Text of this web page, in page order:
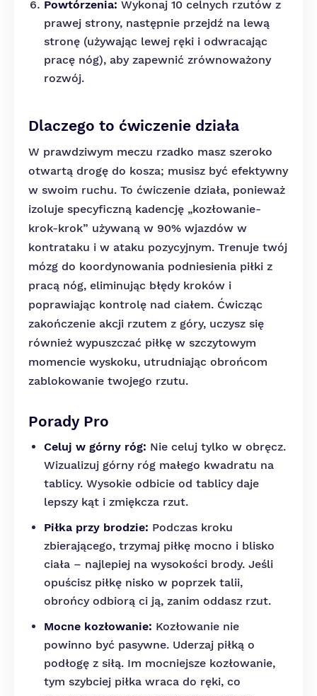
Powtórzenia: Wykonaj 10 celnych rzutów z
prawej strony, następnie przejdź na lewą
stronę (używając lewej ręki i odwracając
pracę nóg), aby zapewnić zrównoważony
rozwój.
Dlaczego to ćwiczenie działa
W prawdziwym meczu rzadko masz szeroko
otwartą drogę do kosza; musisz być efektywny
w swoim ruchu. To ćwiczenie działa, ponieważ
izoluje specyficzną kadencję „kozłowanie-
krok-krok” używaną w 90% wjazdów w
kontrataku i w ataku pozycyjnym. Trenuje twój
mózg do koordynowania podniesienia piłki z
pracą nóg, eliminując błędy kroków i
poprawiając kontrolę nad ciałem. Ćwicząc
zakończenie akcji rzutem z góry, uczysz się
również wypuszczać piłkę w szczytowym
momencie wyskoku, utrudniając obrońcom
zablokowanie twojego rzutu.
Porady Pro
Celuj w górny róg: Nie celuj tylko w obręcz.
Wizualizuj górny róg małego kwadratu na
tablicy. Wysokie odbicie od tablicy daje
lepszy kąt i zmiękcza rzut.
Piłka przy brodzie: Podczas kroku
zbierającego, trzymaj piłkę mocno i blisko
ciała – najlepiej na wysokości brody. Jeśli
opuścisz piłkę nisko w poprzek talii,
obrońcy odbiorą ci ją, zanim oddasz rzut.
Mocne kozłowanie: Kozłowanie nie
powinno być pasywne. Uderzaj piłką o
podłogę z siłą. Im mocniejsze kozłowanie,
tym szybciej piłka wraca do ręki, co